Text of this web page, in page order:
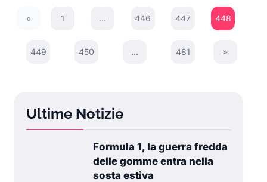
«
Previous Page
1 … 446 447 448
449 450 … 481 Next Page
»
Ultime Notizie
Formula 1, la guerra fredda
delle gomme entra nella
sosta estiva